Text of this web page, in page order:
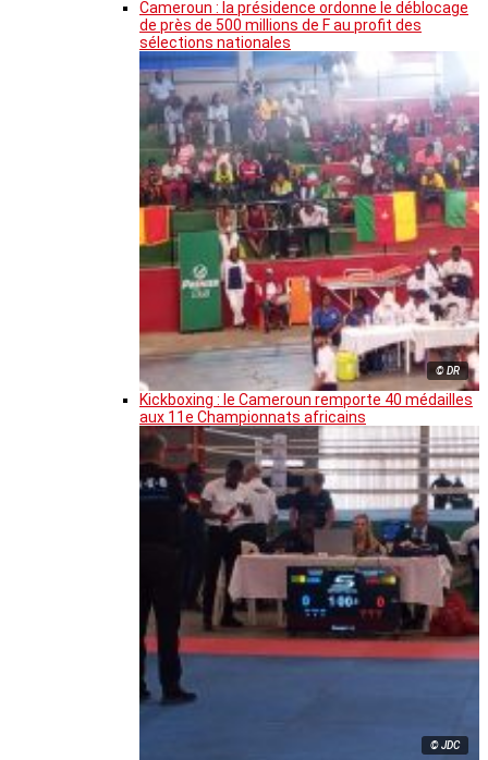
Cameroun : la présidence ordonne le déblocage
de près de 500 millions de F au profit des
sélections nationales
© DR
Kickboxing : le Cameroun remporte 40 médailles
aux 11e Championnats africains
© JDC